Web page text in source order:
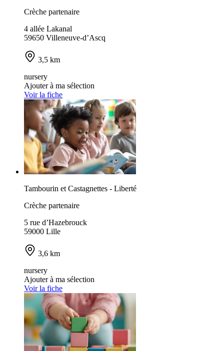
Crèche partenaire
4 allée Lakanal
59650 Villeneuve-d’Ascq
3,5 km
nursery
Ajouter à ma sélection
Voir la fiche
Tambourin et Castagnettes - Liberté
Crèche partenaire
5 rue d’Hazebrouck
59000 Lille
3,6 km
nursery
Ajouter à ma sélection
Voir la fiche